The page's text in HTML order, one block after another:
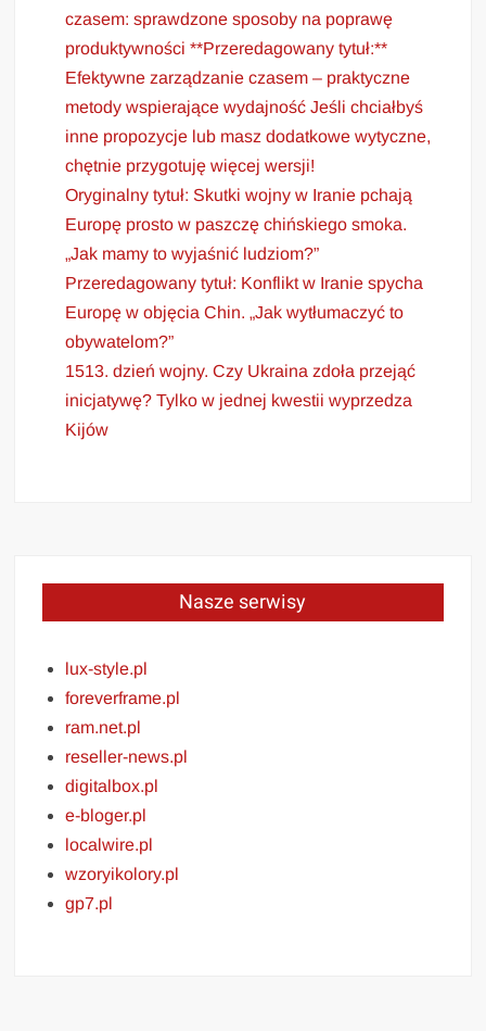
czasem: sprawdzone sposoby na poprawę
produktywności **Przeredagowany tytuł:**
Efektywne zarządzanie czasem – praktyczne
metody wspierające wydajność Jeśli chciałbyś
inne propozycje lub masz dodatkowe wytyczne,
chętnie przygotuję więcej wersji!
Oryginalny tytuł: Skutki wojny w Iranie pchają
Europę prosto w paszczę chińskiego smoka.
„Jak mamy to wyjaśnić ludziom?”
Przeredagowany tytuł: Konflikt w Iranie spycha
Europę w objęcia Chin. „Jak wytłumaczyć to
obywatelom?”
1513. dzień wojny. Czy Ukraina zdoła przejąć
inicjatywę? Tylko w jednej kwestii wyprzedza
Kijów
Nasze serwisy
lux-style.pl
foreverframe.pl
ram.net.pl
reseller-news.pl
digitalbox.pl
e-bloger.pl
localwire.pl
wzoryikolory.pl
gp7.pl